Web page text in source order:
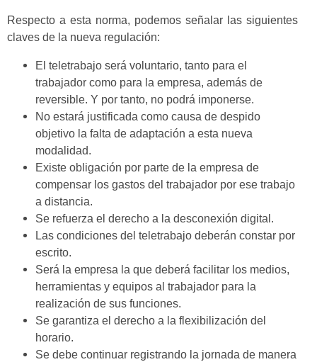
Respecto a esta norma, podemos señalar las siguientes
claves de la nueva regulación:
El teletrabajo será voluntario, tanto para el
trabajador como para la empresa, además de
reversible. Y por tanto, no podrá imponerse.
No estará justificada como causa de despido
objetivo la falta de adaptación a esta nueva
modalidad.
Existe obligación por parte de la empresa de
compensar los gastos del trabajador por ese trabajo
a distancia.
Se refuerza el derecho a la desconexión digital.
Las condiciones del teletrabajo deberán constar por
escrito.
Será la empresa la que deberá facilitar los medios,
herramientas y equipos al trabajador para la
realización de sus funciones.
Se garantiza el derecho a la flexibilización del
horario.
Se debe continuar registrando la jornada de manera